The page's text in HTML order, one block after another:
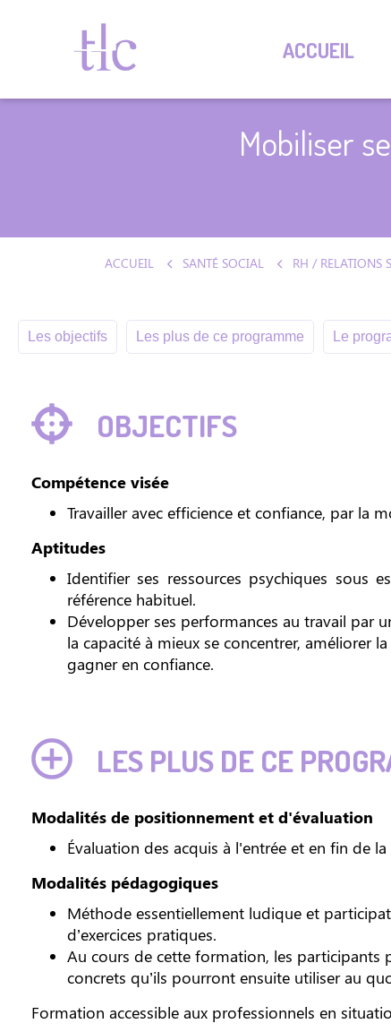
ACCUEIL
Mobiliser
ACCUEIL SANTÉ SOCIAL
Les objectifs Les plus de ce programme Le
OBJECTIFS
Compétence visée
Travailler avec efficience et confiance, par la
Aptitudes
Identifier ses ressources psychiques sous
référence habituel.
Développer ses performances au travail par
la capacité à mieux se concentrer, améliorer
gagner en confiance.
LES PLUS DE CE
Modalités de positionnement et d'évaluation
Évaluation des acquis à l'entrée et en fin de
Modalités pédagogiques
Méthode essentiellement ludique et
d’exercices pratiques.
Au cours de cette formation, les participants
concrets qu’ils pourront ensuite utiliser au
Formation accessible aux professionnels en